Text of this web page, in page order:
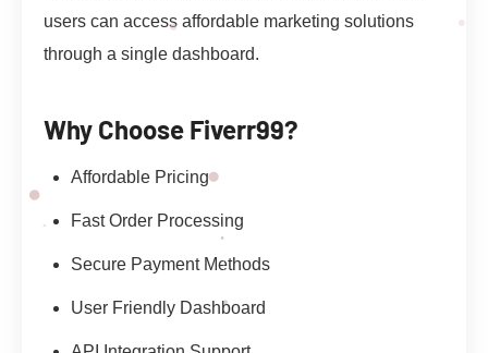
users can access affordable marketing solutions
through a single dashboard.
Why Choose Fiverr99?
Affordable Pricing
Fast Order Processing
Secure Payment Methods
User Friendly Dashboard